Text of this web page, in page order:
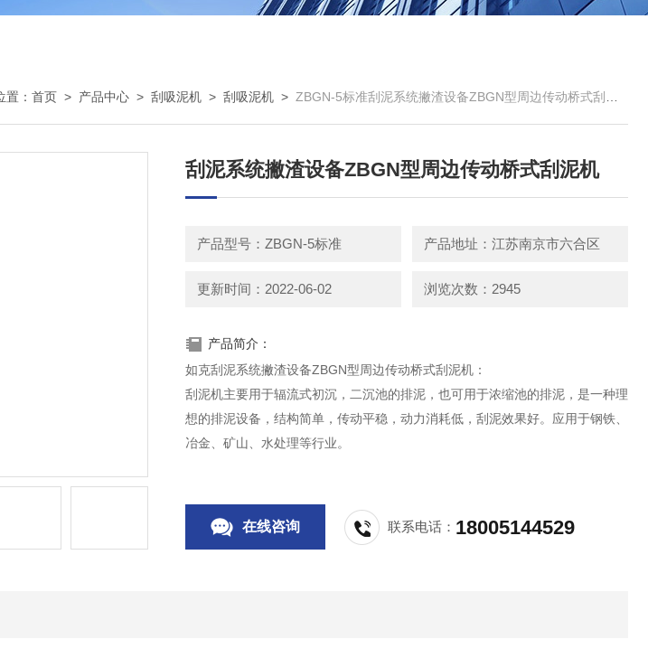
置：首页 > 产品中心 >刮吸泥机 >刮吸泥机 > ZBGN-5标准刮泥系统撇渣设备ZBGN型周边传动桥式刮泥机
刮泥系统撇渣设备ZBGN型周边传动桥式刮泥机
产品型号：ZBGN-5标准 产品地址：江苏南京市六合区
更新时间：2022-06-02 浏览次数：2945
产品简介：
如克刮泥系统撇渣设备ZBGN型周边传动桥式刮泥机：
刮泥机主要用于辐流式初沉，二沉池的排泥，也可用于浓缩池的排泥，是一种理
想的排泥设备，结构简单，传动平稳，动力消耗低，刮泥效果好。应用于钢铁、
冶金、矿山、水处理等行业。
在线咨询 联系电话： 18005144529